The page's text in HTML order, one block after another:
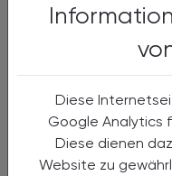
Diese
Google Analytics
Diese dienen
Website zu
Geschichte
der
Geschichte der